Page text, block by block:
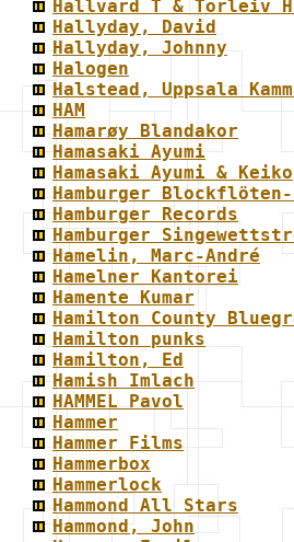
Hallvard T & Torleiv H
Hallyday, David
Hallyday, Johnny
Halogen
Halstead, Uppsala
HAM
Hamarøy Blandakor
Hamasaki Ayumi
Hamasaki Ayumi & Keiko
Hamburger Blockflöten-
Hamburger Records
Hamburger
Hamelin, Marc-André
Hamelner Kantorei
Hamente Kumar
Hamilton County
Hamilton punks
Hamilton, Ed
Hamish Imlach
HAMMEL Pavol
Hammer
Hammer Films
Hammerbox
Hammerlock
Hammond All Stars
Hammond, John